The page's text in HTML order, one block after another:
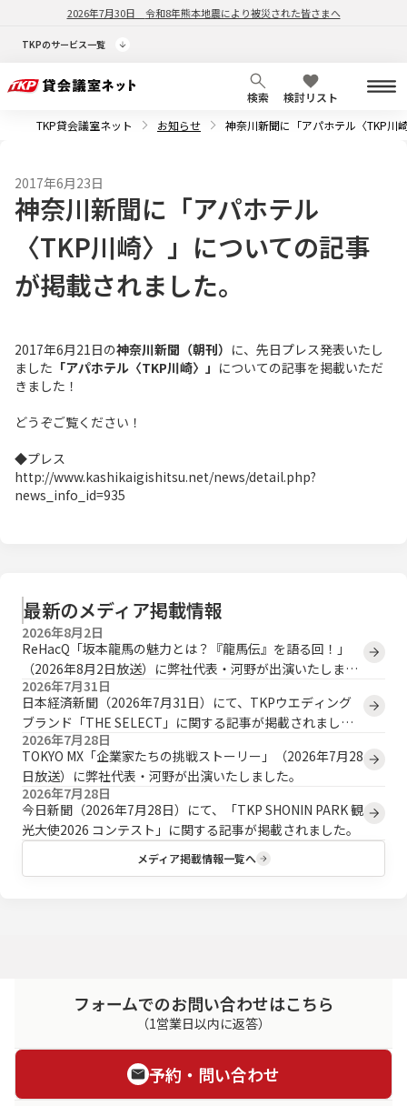
2026年7月30日 令和8年熊本地震により被災された皆さまへ
TKPのサービス一覧
検索
検討リスト
TKP貸会議室ネット
お知らせ 神奈川新聞に「アパホテル〈TKP川
2017年6月23日
神奈川新聞に「アパホテル
〈TKP川崎〉」についての記事
が掲載されました。
2017年6月21日の神奈川新聞（朝刊） に、先日プレス発表いたし
ました 「アパホテル〈TKP川崎〉」 についての記事を掲載いただ
きました！
どうぞご覧ください！
◆プレス
http://www.kashikaigishitsu.net/news/detail.php?
news_info_id=935
最新のメディア掲載情報
2026年8月2日
ReHacQ「坂本龍馬の魅力とは？『龍馬伝』を語る回！」
（2026年8月2日放送）に弊社代表・河野が出演いたしまし
た。
2026年7月31日
日本経済新聞（2026年7月31日）にて、TKPウエディング
ブランド「THE SELECT」に関する記事が掲載されまし
た。
2026年7月28日
TOKYO MX「企業家たちの挑戦ストーリー」（2026年7月28
日放送）に弊社代表・河野が出演いたしました。
2026年7月28日
今日新聞（2026年7月28日）にて、「TKP SHONIN PARK 観
光大使2026 コンテスト」に関する記事が掲載されました。
メディア掲載情報一覧へ
フォームでのお問い合わせはこちら
（1営業日以内に返答）
予約・問い合わせ